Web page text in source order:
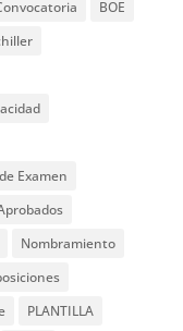
BOE
Examen
Nombramiento
PLANTILLA